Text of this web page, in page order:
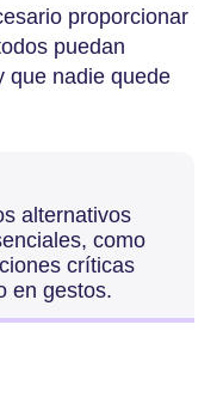
proporcionar
puedan
que nadie quede
alternativos
como
críticas
en gestos.